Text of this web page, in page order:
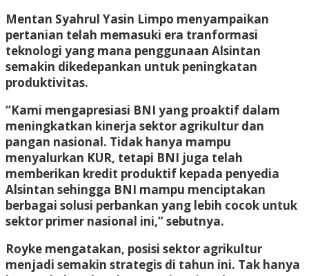
Mentan Syahrul Yasin Limpo menyampaikan
pertanian telah memasuki era tranformasi
teknologi yang mana penggunaan Alsintan
semakin dikedepankan untuk peningkatan
produktivitas.
“Kami mengapresiasi BNI yang proaktif dalam
meningkatkan kinerja sektor agrikultur dan
pangan nasional. Tidak hanya mampu
menyalurkan KUR, tetapi BNI juga telah
memberikan kredit produktif kepada penyedia
Alsintan sehingga BNI mampu menciptakan
berbagai solusi perbankan yang lebih cocok untuk
sektor primer nasional ini,” sebutnya.
Royke mengatakan, posisi sektor agrikultur
menjadi semakin strategis di tahun ini. Tak hanya